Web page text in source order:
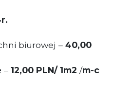
biurowej – 40,00
– 12,00 PLN/ 1m2 /m-c